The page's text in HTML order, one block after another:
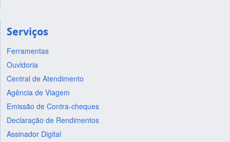
Serviços
Ferramentas
Ouvidoria
Central de Atendimento
Agência de Viagem
Emissão de Contra-cheques
Declaração de Rendimentos
Assinador Digital